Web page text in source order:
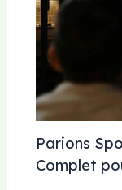
Parions
Complet